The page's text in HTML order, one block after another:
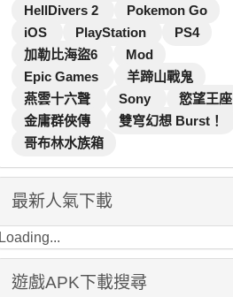
HellDivers 2
Pokemon Go
iOS
PlayStation
PS4
加勒比海盜6
Mod
Epic Games
羊蹄山戰鬼
燕雲十六聲
Sony
慾望王座
金庸群俠傳
雙穹幻想 Burst！
哥布林水族箱
最新人氣下載
Loading...
遊戲APK下載搜尋